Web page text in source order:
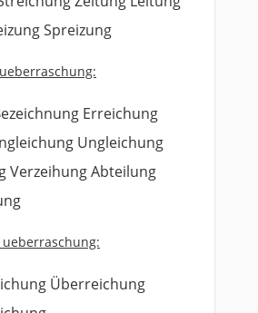
Spreizung
Erreichung
Ungleichung
Verzeihung Abteilung
ueberraschung:
Überreichung